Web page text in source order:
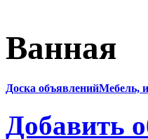
Ванная
Доска объявленийМебель,
Добавить